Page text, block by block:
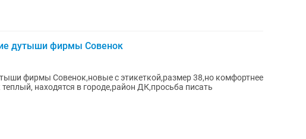
дутыши фирмы Совенок
фирмы Совенок,новые с этикеткой,размер 38,но комфортнее
находятся в городе,район ДК,просьба писать